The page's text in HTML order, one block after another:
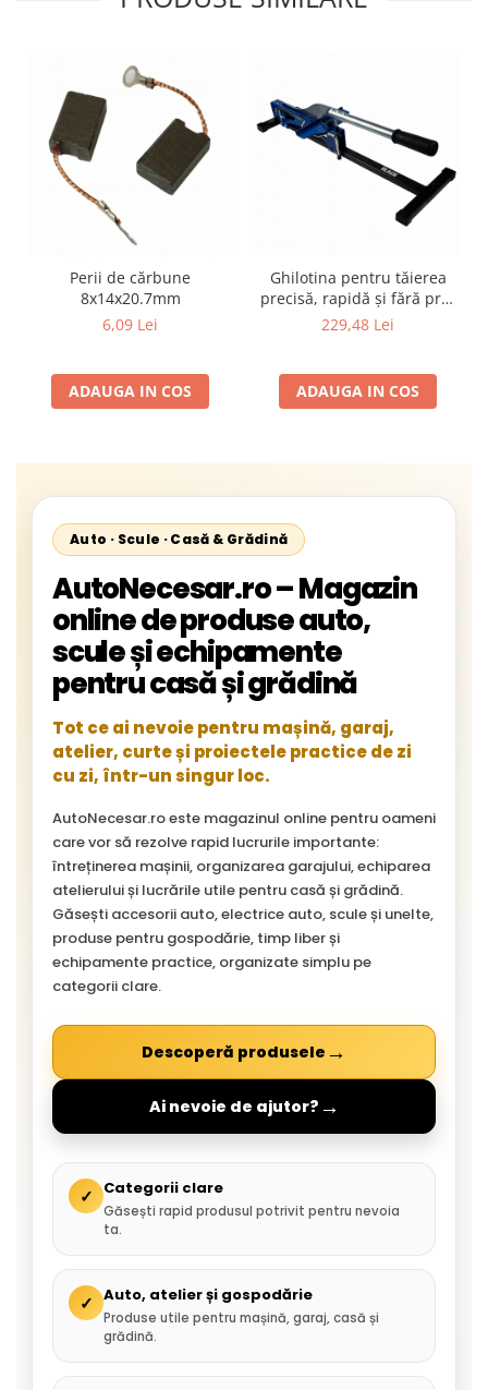
Perii de cărbune
8x14x20.7mm
6,09 Lei
ADAUGA IN COS
Ghilotina pentru tăierea
precisă, rapidă și fără praf
a panourilor laminate de 12
229,48 Lei
ADAUGA IN COS
Auto · Scule · Casă & Grădină
AutoNecesar.ro – Magazin
online de produse auto,
scule și echipamente
pentru casă și grădină
Tot ce ai nevoie pentru mașină, garaj,
atelier, curte și proiectele practice de zi
cu zi, într-un singur loc.
AutoNecesar.ro este magazinul online pentru oameni
care vor să rezolve rapid lucrurile importante:
întreținerea mașinii, organizarea garajului, echiparea
atelierului și lucrările utile pentru casă și grădină.
Găsești accesorii auto, electrice auto, scule și unelte,
produse pentru gospodărie, timp liber și
echipamente practice, organizate simplu pe
categorii clare.
Descoperă produsele →
Ai nevoie de ajutor? →
✓ Categorii clare
Găsești rapid produsul potrivit pentru nevoia
ta.
✓ Auto, atelier și gospodărie
Produse utile pentru mașină, garaj, casă și
grădină.